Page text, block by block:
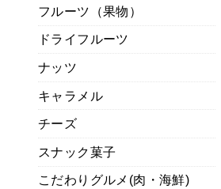
フルーツ（果物）
ドライフルーツ
ナッツ
キャラメル
チーズ
スナック菓子
こだわりグルメ(肉・海鮮)